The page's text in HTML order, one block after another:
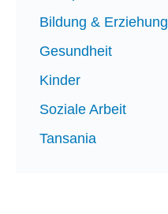
Bildung & Erziehung
Gesundheit
Kinder
Soziale Arbeit
Tansania